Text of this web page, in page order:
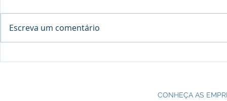
Escreva um comentário
CONHEÇA AS